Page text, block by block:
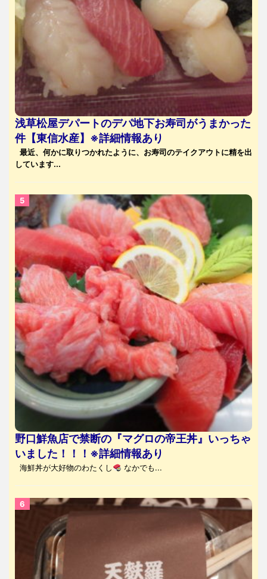
浅草松屋デパートのデパ地下お寿司がうまかった
件【東信水産】※詳細情報あり
最近、何かに取りつかれたように、お寿司のテイクアウトに精を出
しています...
野口鮮魚店で禁断の『マグロの帝王丼』いっちゃ
いました！！！※詳細情報あり
海鮮丼が大好物のわたくし なかでも...